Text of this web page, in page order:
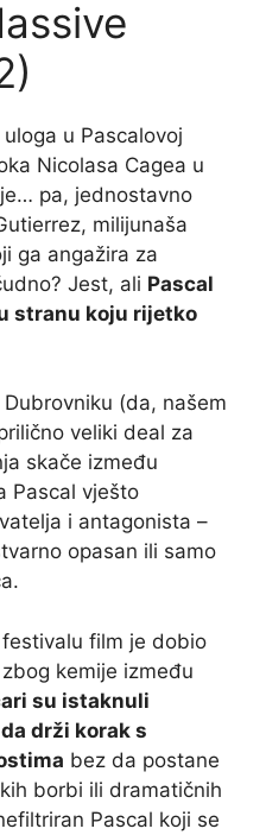
u Pascalovoj
Nicolasa Cagea u
pa, jednostavno
milijunaša
ga angažira za
Jest, ali Pascal
stranu koju rijetko
(da, našem
veliki deal za
skače između
Pascal vješto
i antagonista –
opasan ili samo
film je dobio
kemije između
su istaknuli
drži korak s
bez da postane
borbi ili dramatičnih
Pascal koji se